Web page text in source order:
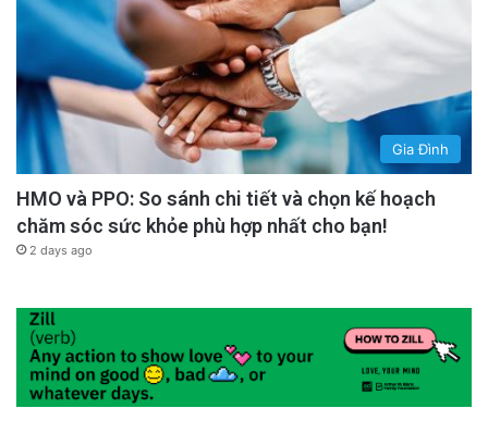
Gia Đình
HMO và PPO: So sánh chi tiết và chọn kế hoạch
chăm sóc sức khỏe phù hợp nhất cho bạn!
2 days ago